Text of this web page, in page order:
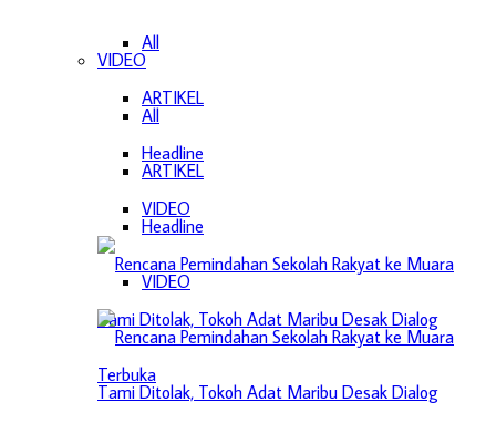
All
ARTIKEL
Headline
VIDEO
VIDEO
All
ARTIKEL
Headline
VIDEO